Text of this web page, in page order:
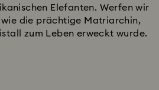
Elefanten. Werfen wir
die prächtige Matriarchin,
zum Leben erweckt wurde.